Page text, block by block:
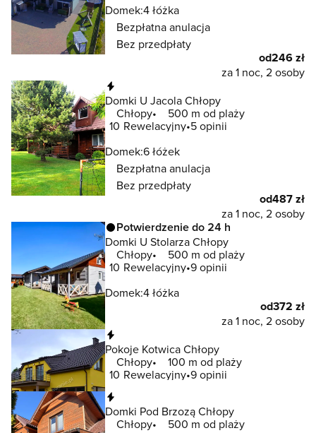
Domek:4 łóżka
Bezpłatna anulacja
Bez przedpłaty
od246 zł
za 1 noc, 2 osoby
Domki U Jacola Chłopy
Chłopy
500 m od plaży
10 Rewelacyjny 5 opinii
Domek:6 łóżek
Bezpłatna anulacja
Bez przedpłaty
od487 zł
za 1 noc, 2 osoby
Potwierdzenie do 24 h
Domki U Stolarza Chłopy
Chłopy
500 m od plaży
10 Rewelacyjny 9 opinii
Domek:4 łóżka
od372 zł
za 1 noc, 2 osoby
Pokoje Kotwica Chłopy
Chłopy
100 m od plaży
10 Rewelacyjny 9 opinii
Domki Pod Brzozą Chłopy
Chłopy
500 m od plaży